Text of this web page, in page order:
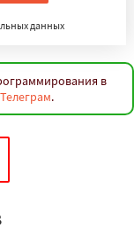
данных
в
Телеграм.